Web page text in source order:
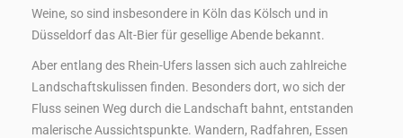
Weine, so sind insbesondere in Köln das Kölsch und in
Düsseldorf das Alt-Bier für gesellige Abende bekannt.
Aber entlang des Rhein-Ufers lassen sich auch zahlreiche
Landschaftskulissen finden. Besonders dort, wo sich der
Fluss seinen Weg durch die Landschaft bahnt, entstanden
malerische Aussichtspunkte. Wandern, Radfahren, Essen